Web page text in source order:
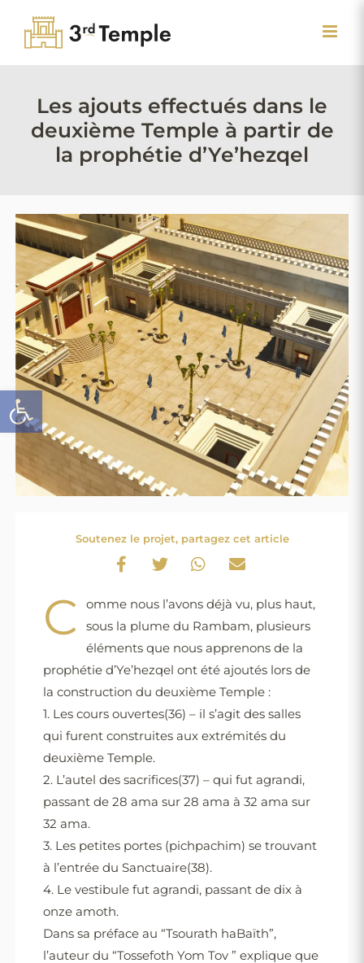
contenu
Les ajouts effectués dans le
deuxième Temple à partir de
la prophétie d’Ye’hezqel
Soutenez le projet, partagez cet article
C
omme nous l’avons déjà vu, plus haut,
sous la plume du Rambam, plusieurs
éléments que nous apprenons de la
prophétie d’Ye’hezqel ont été ajoutés lors de
la construction du deuxième Temple :
1. Les cours ouvertes(36) – il s’agit des salles
qui furent construites aux extrémités du
deuxième Temple.
2. L’autel des sacrifices(37) – qui fut agrandi,
passant de 28 ama sur 28 ama à 32 ama sur
32 ama.
3. Les petites portes (pichpachim) se trouvant
à l’entrée du Sanctuaire(38).
4. Le vestibule fut agrandi, passant de dix à
onze amoth.
Dans sa préface au “Tsourath haBaïth”,
l’auteur du “Tossefoth Yom Tov ” explique que
Ouvrir la barre d’outils